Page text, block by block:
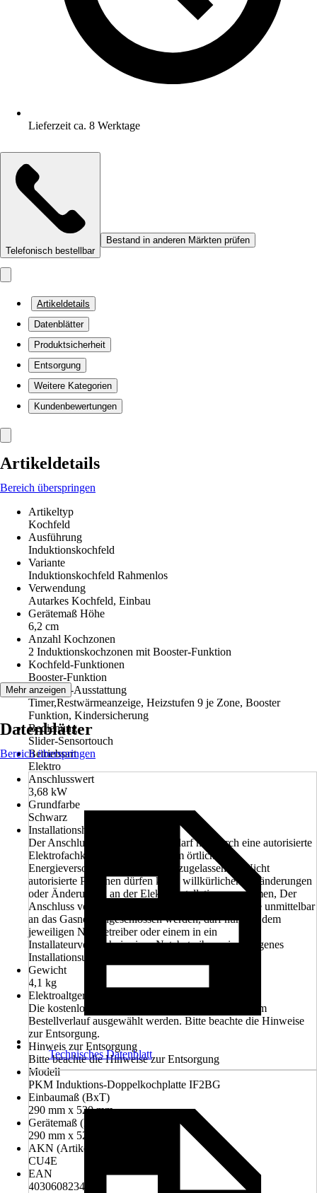
Lieferzeit ca. 8 Werktage
Telefonisch bestellbar
Bestand in anderen Märkten prüfen
Artikeldetails
Datenblätter
Produktsicherheit
Entsorgung
Weitere Kategorien
Kundenbewertungen
Artikeldetails
Bereich überspringen
Artikeltyp
Kochfeld
Ausführung
Induktionskochfeld
Variante
Induktionskochfeld Rahmenlos
Verwendung
Autarkes Kochfeld, Einbau
Gerätemaß Höhe
6,2 cm
Anzahl Kochzonen
2 Induktionskochzonen mit Booster-Funktion
Kochfeld-Funktionen
Booster-Funktion
Kochfeld-Ausstattung
Timer,Restwärmeanzeige, Heizstufen 9 je Zone, Booster
Funktion, Kindersicherung
Bedienung
Slider-Sensortouch
Betriebsart
Elektro
Anschlusswert
3,68 kW
Grundfarbe
Schwarz
Installationshinweis
Der Anschluss an das Stromnetz darf nur durch eine autorisierte
Elektrofachkraft erfolgen, die beim örtlichen
Energieversorgungsunternehmen zugelassen ist. Nicht
autorisierte Personen dürfen keine willkürlichen Veränderungen
oder Änderungen an der Elektroinstallation vornehmen, Der
Anschluss von gasbetriebenen Haushaltsgeräten, die unmittelbar
an das Gasnetz angeschlossen werden, darf nur von dem
jeweiligen Netzbetreiber oder einem in ein
Installateurverzeichnis eines Netzbetreibers eingetragenes
Installationsunternehmen durchgeführt werden
Gewicht
4,1 kg
Elektroaltgerät-Rücknahme
Die kostenlose Rückgabe des Elektro-Geräts kann im
Bestellverlauf ausgewählt werden. Bitte beachte die Hinweise
zur Entsorgung.
Hinweis zur Entsorgung
Bitte beachte die Hinweise zur Entsorgung
Modell
PKM Induktions-Doppelkochplatte IF2BG
Einbaumaß (BxT)
290 mm x 520 mm
Gerätemaß (BxT)
290 mm x 520 mm
AKN (Artikelkurznummer)
CU4E
EAN
4030608234657
Mehr anzeigen
Datenblätter
Bereich überspringen
Technisches Datenblatt